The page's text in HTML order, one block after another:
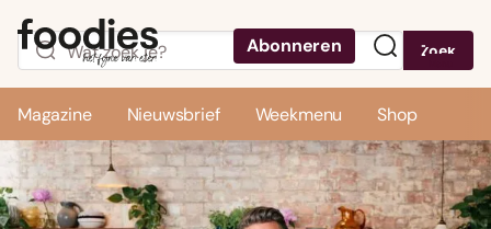
Abonneren Zoek
Magazine Nieuwsbrief Weekmenu Shop